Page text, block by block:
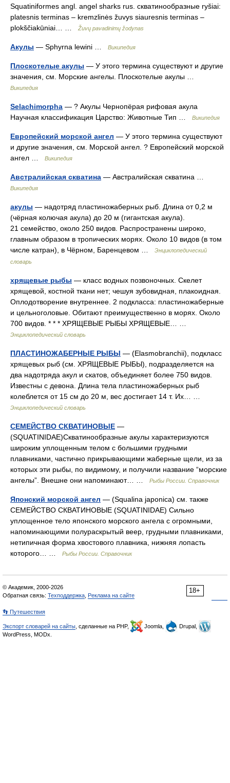
Squatiniformes angl. angel sharks rus. скватинообразные ryšiai:
platesnis terminas – kremzlinės žuvys siauresnis terminas –
plokščiakūniai… …
Žuvų pavadinimų žodynas
Акулы — Sphyrna lewini … Википедия
Плоскотелые акулы — У этого термина существуют и другие
значения, см. Морские ангелы. Плоскотелые акулы …
Википедия
Selachimorpha — ? Акулы Чернопёрая рифовая акула
Научная классификация Царство: Животные Тип …
Википедия
Европейский морской ангел — У этого термина существуют
и другие значения, см. Морской ангел. ? Европейский морской
ангел …
Википедия
Австралийская скватина — Австралийская скватина …
Википедия
акулы — надотряд пластиножаберных рыб. Длина от 0,2 м
(чёрная колючая акула) до 20 м (гигантская акула).
21 семейство, около 250 видов. Распространены широко,
главным образом в тропических морях. Около 10 видов (в том
числе катран), в Чёрном, Баренцевом …
Энциклопедический
словарь
хрящевые рыбы — класс водных позвоночных. Скелет
хрящевой, костной ткани нет; чешуя зубовидная, плакоидная.
Оплодотворение внутреннее. 2 подкласса: пластиножаберные
и цельноголовые. Обитают преимущественно в морях. Около
700 видов. * * * ХРЯЩЕВЫЕ РЫБЫ ХРЯЩЕВЫЕ… …
Энциклопедический словарь
ПЛАСТИНОЖАБЕРНЫЕ РЫБЫ — (Elasmobranchii), подкласс
хрящевых рыб (см. ХРЯЩЕВЫЕ РЫБЫ), подразделяется на
два надотряда акул и скатов, объединяет более 750 видов.
Известны с девона. Длина тела пластиножаберных рыб
колеблется от 15 см до 20 м, вес достигает 14 т. Их… …
Энциклопедический словарь
СЕМЕЙСТВО СКВАТИНОВЫЕ —
(SQUATINIDAE)Скватинообразные акулы характеризуются
широким уплощенным телом с большими грудными
плавниками, частично прикрывающими жаберные щели, из за
которых эти рыбы, по видимому, и получили название “морские
ангелы”. Внешне они напоминают… …
Рыбы России. Справочник
Японский морской ангел — (Squalina japonica) см. также
СЕМЕЙСТВО СКВАТИНОВЫЕ (SQUATINIDAE) Сильно
уплощенное тело японского морского ангела с огромными,
напоминающими полураскрытый веер, грудными плавниками,
нетипичная форма хвостового плавника, нижняя лопасть
которого… …
Рыбы России. Справочник
18+
© Академик, 2000-2026
Обратная связь: Техподдержка Реклама на сайте
👣 Путешествия
Экспорт словарей на сайты , сделанные на PHP, Joomla,
Drupal,
WordPress, MODx.